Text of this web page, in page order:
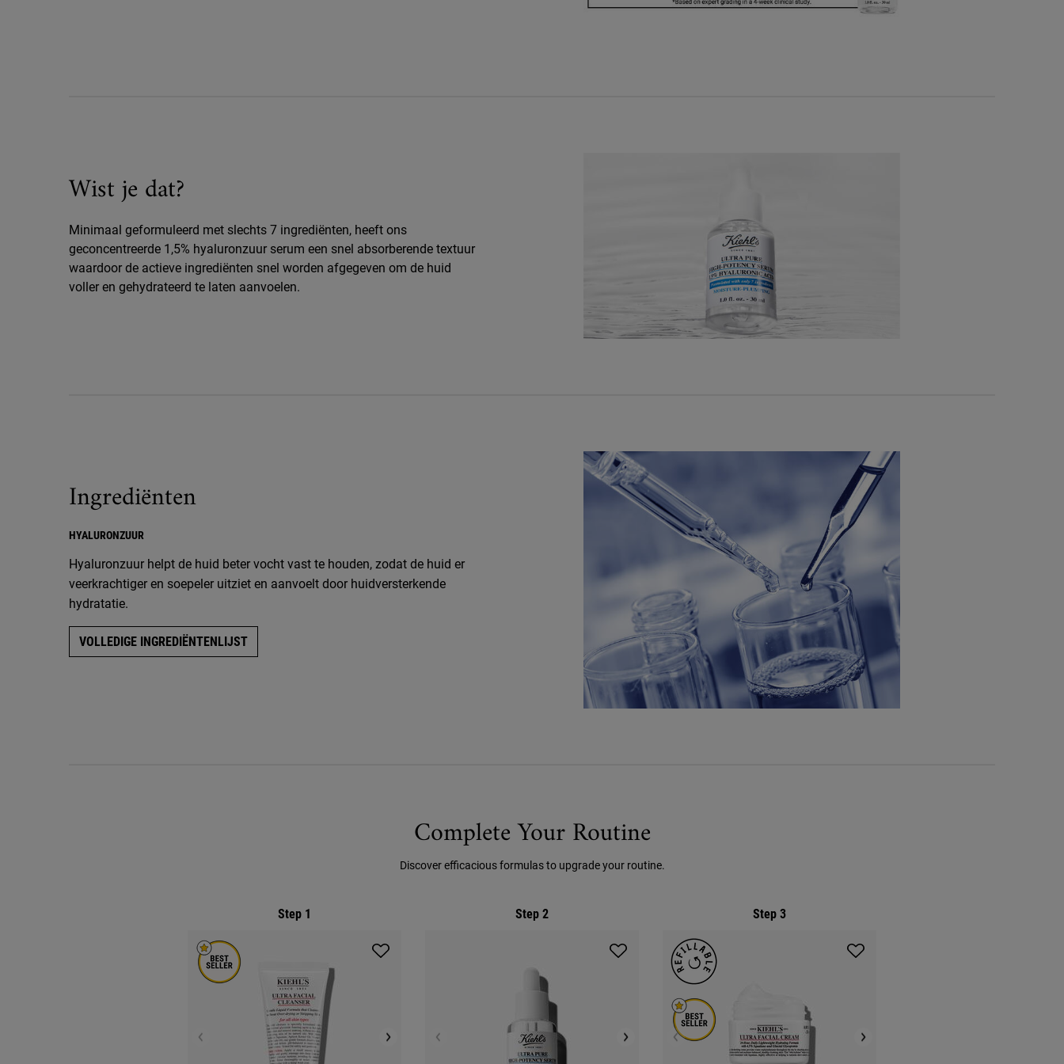
Wist je dat?
Minimaal geformuleerd met slechts 7 ingrediënten, heeft ons
geconcentreerde 1,5% hyaluronzuur serum een snel absorberende textuur
waardoor de actieve ingrediënten snel worden afgegeven om de huid
voller en gehydrateerd te laten aanvoelen.
Ingrediënten
HYALURONZUUR
Hyaluronzuur helpt de huid beter vocht vast te houden, zodat de huid er
veerkrachtiger en soepeler uitziet en aanvoelt door huidversterkende
hydratatie.
VOLLEDIGE INGREDIËNTENLIJST
Complete Your Routine
Discover efficacious formulas to upgrade your routine.
Step 1 Step 2 Step 3